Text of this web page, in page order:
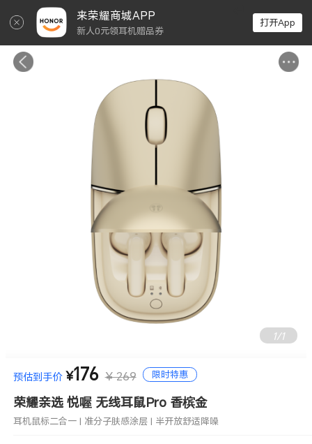
来荣耀商城APP
新人0元领耳机赠品券
打开App
1/1
耳机鼠标二合一 | 准分子肤感涂层 | 半开放舒适降噪
预估到手价 ¥176 ¥ 269 限时特惠
荣耀亲选 悦喔 无线耳鼠Pro 香槟金
耳机鼠标二合一 | 准分子肤感涂层 | 半开放舒适降噪